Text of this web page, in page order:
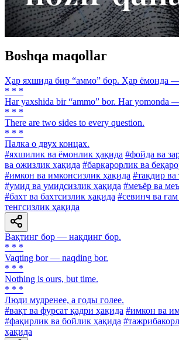
Boshqa maqollar
Ҳар яхшида бир “аммо” бор. Ҳар ёмонда
* * *
Har yaxshida bir “ammo” bor. Har yomonda
* * *
There are two sides to every question.
* * *
Палка о двух концах.
#яхшилик ва ёмонлик ҳақида #фойда ва
ва ожизлик ҳақида #барқарорлик ва
#имкон ва имконсизлик ҳақида #тақдир ва
#умид ва умидсизлик ҳақида #меъёр ва
#бахт ва бахтсизлик ҳақида #севинч ва
тенгсизлик ҳақида
Вақтинг бор — нақдинг бор.
* * *
Vaqting bor — naqding bor.
* * *
Nothing is ours, but time.
* * *
Люди мудренее, a годы голее.
#вақт ва фурсат қадри ҳақида #имкон ва
#фақирлик ва бойлик ҳақида
ҳақида